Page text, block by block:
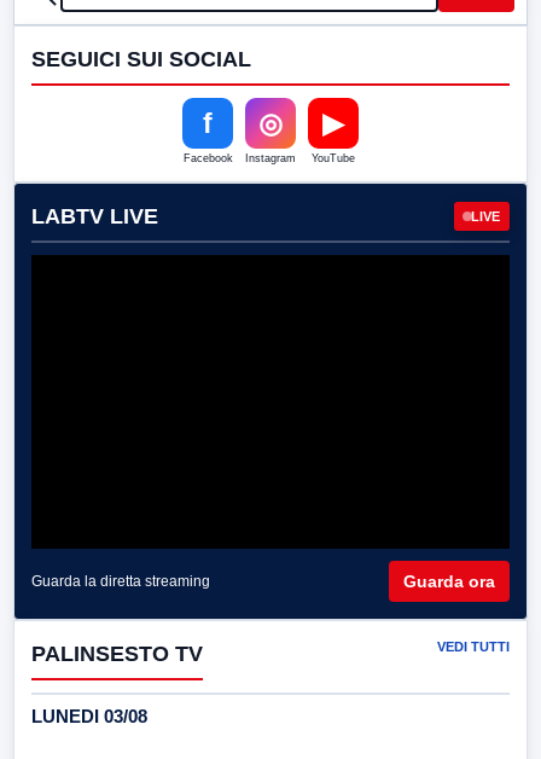
SEGUICI SUI SOCIAL
f
Facebook
◎
Instagram
▶
YouTube
LABTV LIVE LIVE
Guarda la diretta streaming Guarda ora
PALINSESTO TV VEDI TUTTI
LUNEDI 03/08